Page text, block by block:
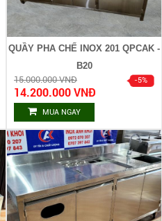
QUẦY PHA CHẾ INOX 201 QPCAK -
B20
15.000.000 VNĐ
14.200.000 VNĐ
MUA NGAY